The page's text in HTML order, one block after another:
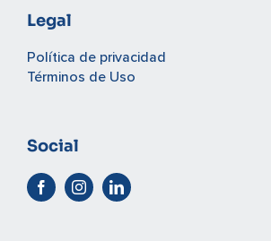
Legal
Política de privacidad
Términos de Uso
Social